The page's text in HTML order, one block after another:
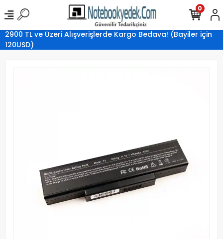
2900 TL ve Üzeri Alışverişlerde Kargo Bedava! (Bayiler için
120USD)
0